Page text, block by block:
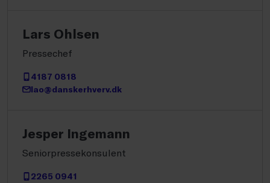
Lars Ohlsen
Pressechef
4187 0818
lao@danskerhverv.dk
Jesper Ingemann
Seniorpressekonsulent
2265 0941